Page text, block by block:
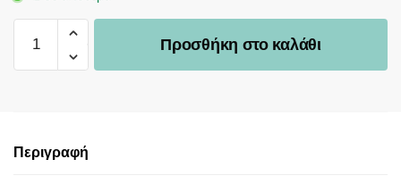
Προσθήκη στο καλάθι
Περιγραφή